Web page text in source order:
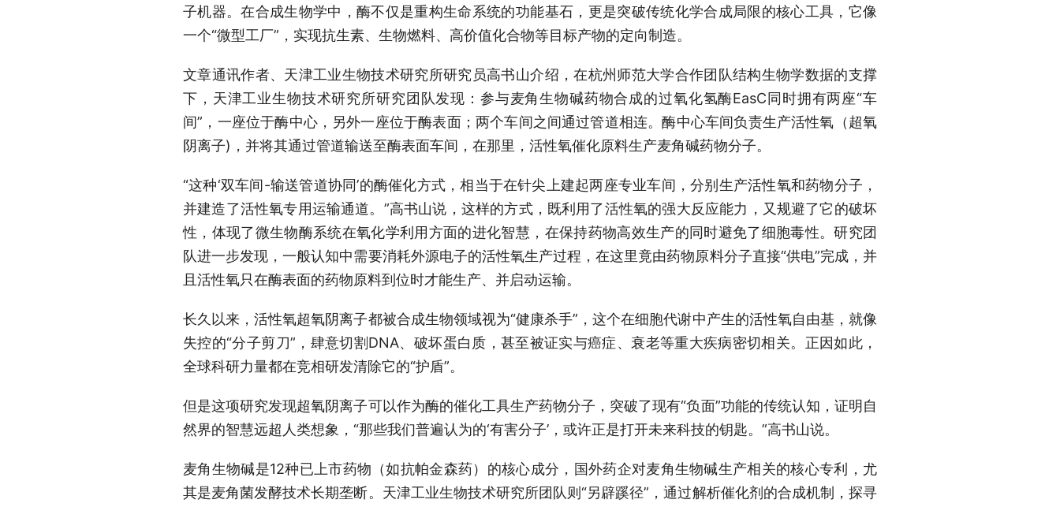
子机器。在合成生物学中，酶不仅是重构生命系统的功能基石，更是突破传统化学合成局限的核心工具，它像
一个“微型工厂”，实现抗生素、生物燃料、高价值化合物等目标产物的定向制造。
文章通讯作者、天津工业生物技术研究所研究员高书山介绍，在杭州师范大学合作团队结构生物学数据的支撑
下，天津工业生物技术研究所研究团队发现：参与麦角生物碱药物合成的过氧化氢酶EasC同时拥有两座“车
间”，一座位于酶中心，另外一座位于酶表面；两个车间之间通过管道相连。酶中心车间负责生产活性氧（超氧
阴离子)，并将其通过管道输送至酶表面车间，在那里，活性氧催化原料生产麦角碱药物分子。
“这种‘双车间-输送管道协同’的酶催化方式，相当于在针尖上建起两座专业车间，分别生产活性氧和药物分子，
并建造了活性氧专用运输通道。”高书山说，这样的方式，既利用了活性氧的强大反应能力，又规避了它的破坏
性，体现了微生物酶系统在氧化学利用方面的进化智慧，在保持药物高效生产的同时避免了细胞毒性。研究团
队进一步发现，一般认知中需要消耗外源电子的活性氧生产过程，在这里竟由药物原料分子直接“供电”完成，并
且活性氧只在酶表面的药物原料到位时才能生产、并启动运输。
长久以来，活性氧超氧阴离子都被合成生物领域视为“健康杀手”，这个在细胞代谢中产生的活性氧自由基，就像
失控的“分子剪刀”，肆意切割DNA、破坏蛋白质，甚至被证实与癌症、衰老等重大疾病密切相关。正因如此，
全球科研力量都在竞相研发清除它的“护盾”。
但是这项研究发现超氧阴离子可以作为酶的催化工具生产药物分子，突破了现有“负面”功能的传统认知，证明自
然界的智慧远超人类想象，“那些我们普遍认为的‘有害分子’，或许正是打开未来科技的钥匙。”高书山说。
麦角生物碱是12种已上市药物（如抗帕金森药）的核心成分，国外药企对麦角生物碱生产相关的核心专利，尤
其是麦角菌发酵技术长期垄断。天津工业生物技术研究所团队则“另辟蹊径”，通过解析催化剂的合成机制，探寻